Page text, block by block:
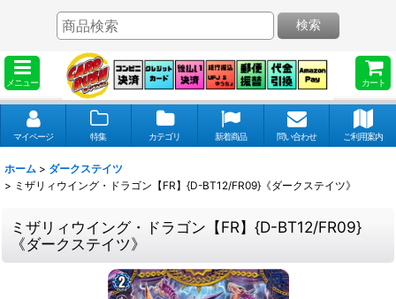
メニュー カート
検索
マイページ 特集 カテゴリ 新着商品 問い合わせ ご利用案内
ホーム > ダークステイツ
> ミザリィウイング・ドラゴン【FR】{D-BT12/FR09}《ダークステイツ》
ミザリィウイング・ドラゴン【FR】{D-BT12/FR09}
《ダークステイツ》